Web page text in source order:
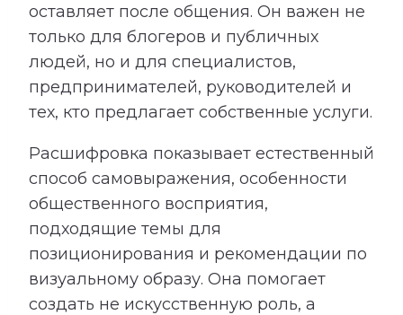
оставляет после общения. Он важен не
только для блогеров и публичных
людей, но и для специалистов,
предпринимателей, руководителей и
тех, кто предлагает собственные услуги.
Расшифровка показывает естественный
способ самовыражения, особенности
общественного восприятия,
подходящие темы для
позиционирования и рекомендации по
визуальному образу. Она помогает
создать не искусственную роль, а